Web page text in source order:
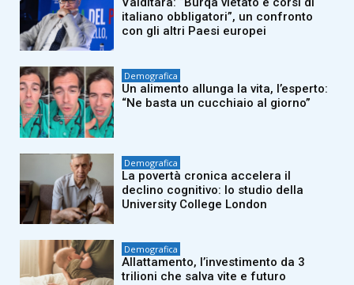
italiano obbligatori”, un confronto
con gli altri Paesi europei
Demografica
Un alimento allunga la vita, l’esperto:
“Ne basta un cucchiaio al giorno”
Demografica
La povertà cronica accelera il
declino cognitivo: lo studio della
University College London
Demografica
Allattamento, l’investimento da 3
trilioni che salva vite e futuro